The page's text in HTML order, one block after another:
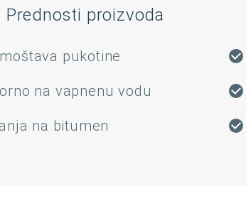
Prednosti proizvoda
pukotine
na vapnenu vodu
na bitumen